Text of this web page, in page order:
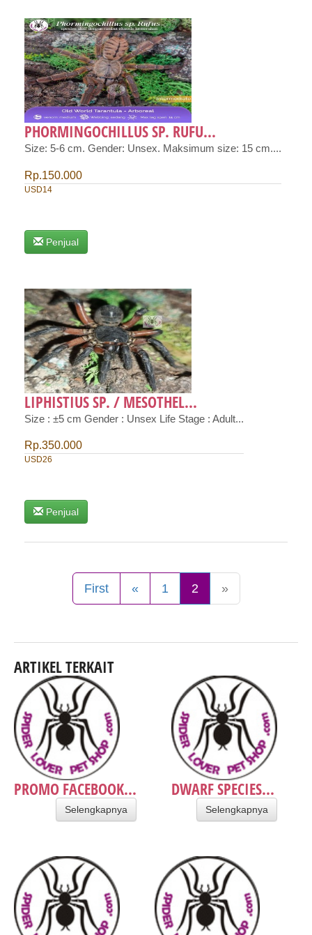
PHORMINGOCHILLUS SP. RUFU...
Size: 5-6 cm. Gender: Unsex. Maksimum size: 15 cm....
Rp.150.000
USD14
Penjual
LIPHISTIUS SP. / MESOTHEL...
Size : ±5 cm Gender : Unsex Life Stage : Adult...
Rp.350.000
USD26
Penjual
First « 1 2 »
ARTIKEL TERKAIT
PROMO FACEBOOK...
Selengkapnya
DWARF SPECIES...
Selengkapnya